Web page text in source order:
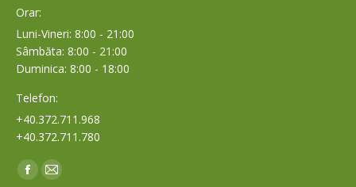
Orar:
Luni-Vineri: 8:00 - 21:00
Sâmbăta: 8:00 - 21:00
Duminica: 8:00 - 18:00
Telefon:
+40.372.711.968
+40.372.711.780
Find us on:
Facebook
Mail